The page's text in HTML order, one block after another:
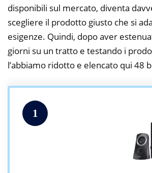
disponibili sul mercato, diventa
scegliere il prodotto giusto che si
esigenze. Quindi, dopo aver
giorni su un tratto e testando i
l’abbiamo ridotto e elencato qui 48
1